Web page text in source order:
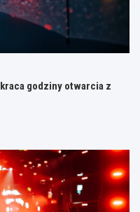
godziny otwarcia z